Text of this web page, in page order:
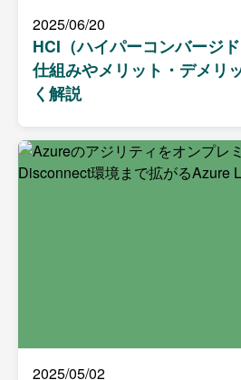
2025/06/20
HCI（ハイパーコンバージ
仕組みやメリット・デメリ
く解説
2025/05/02